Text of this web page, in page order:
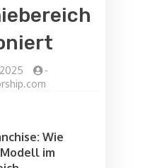
-
Wie
im